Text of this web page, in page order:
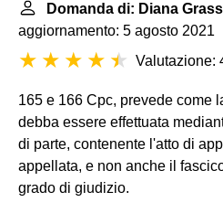
Domanda di: Diana
aggiornamento: 5 agosto 2021
Valutazione:
165 e 166 Cpc, prevede come
debba essere effettuata
di parte, contenente l'atto di
appellata, e non anche il
grado di giudizio.